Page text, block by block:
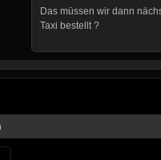
Das müssen wir dann
Taxi bestellt ?